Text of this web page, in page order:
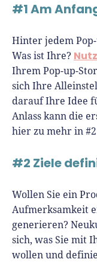
#1 Am
Hinter jedem
Was ist Ihre?
Ihrem Pop-up-
sich Ihre
darauf Ihre Idee
Anlass kann die
hier zu mehr in
#2 Ziele
Wollen Sie ein
Aufmerksamkeit
generieren?
sich, was Sie mit
wollen und